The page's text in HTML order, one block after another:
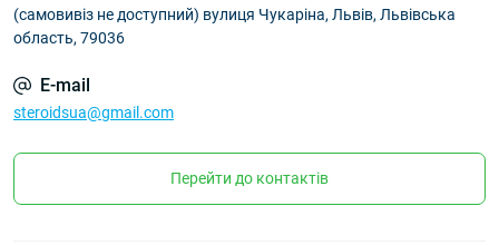
(самовивіз не доступний) вулиця Чукаріна, Львів, Львівська
область, 79036
E-mail
steroidsua@gmail.com
Перейти до контактів